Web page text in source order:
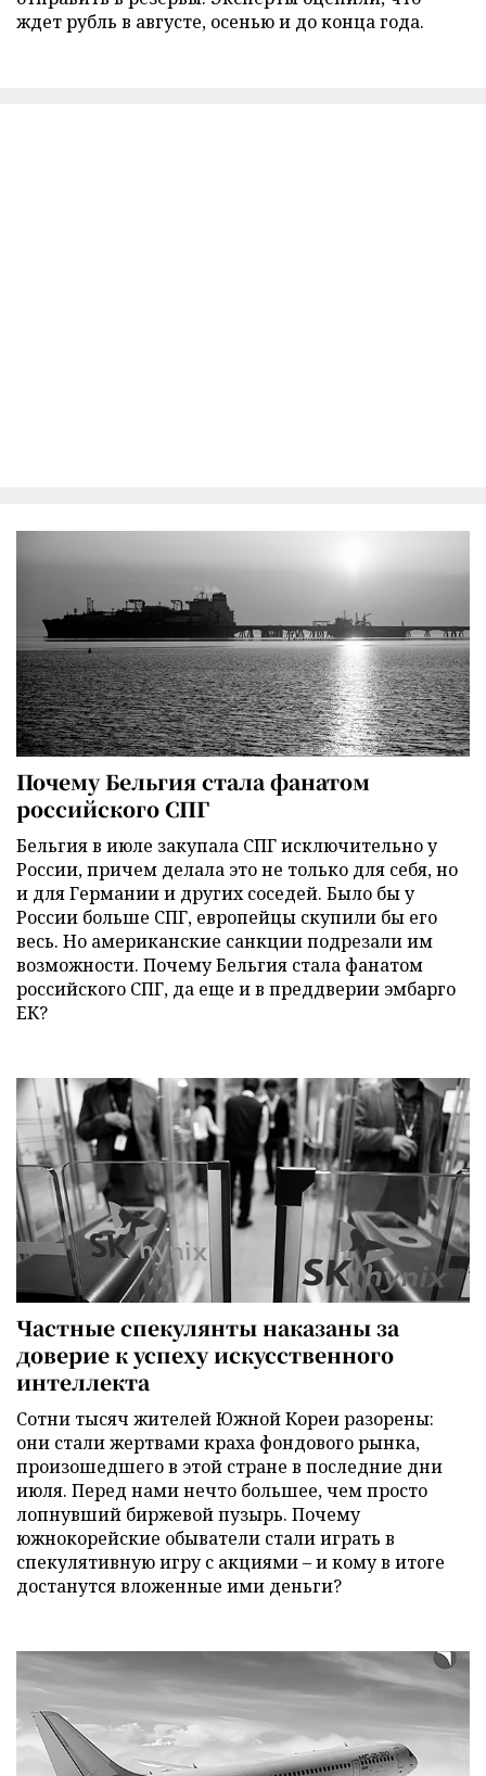
ждет рубль в августе, осенью и до конца года.
Почему Бельгия стала фанатом
российского СПГ
Бельгия в июле закупала СПГ исключительно у
России, причем делала это не только для себя, но
и для Германии и других соседей. Было бы у
России больше СПГ, европейцы скупили бы его
весь. Но американские санкции подрезали им
возможности. Почему Бельгия стала фанатом
российского СПГ, да еще и в преддверии эмбарго
ЕК?
Частные спекулянты наказаны за
доверие к успеху искусственного
интеллекта
Сотни тысяч жителей Южной Кореи разорены:
они стали жертвами краха фондового рынка,
произошедшего в этой стране в последние дни
июля. Перед нами нечто большее, чем просто
лопнувший биржевой пузырь. Почему
южнокорейские обыватели стали играть в
спекулятивную игру с акциями – и кому в итоге
достанутся вложенные ими деньги?